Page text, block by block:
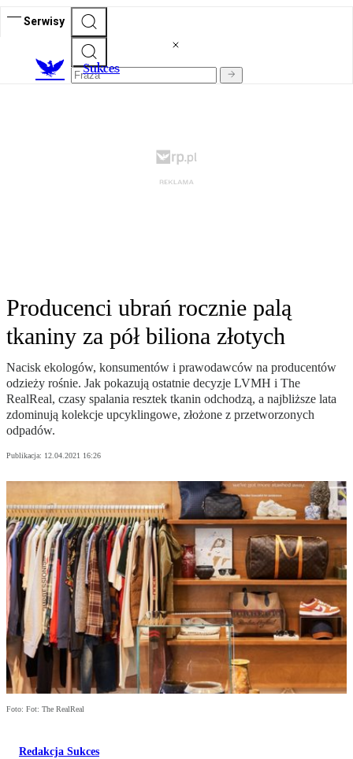
Serwisy
Sukces
Producenci ubrań rocznie palą
tkaniny za pół biliona złotych
Nacisk ekologów, konsumentów i prawodawców na producentów
odzieży rośnie. Jak pokazują ostatnie decyzje LVMH i The
RealReal, czasy spalania resztek tkanin odchodzą, a najbliższe lata
zdominują kolekcje upcyklingowe, złożone z przetworzonych
odpadów.
Publikacja: 12.04.2021 16:26
Foto: Fot: The RealReal
Redakcja Sukces